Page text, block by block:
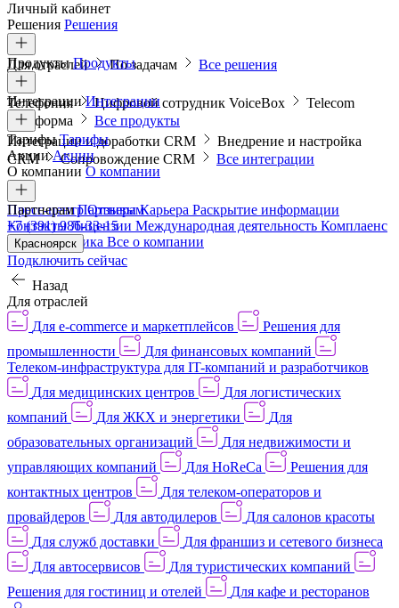
Личный кабинет
Решения Решения
Для отраслей По задачам Все решения
ПродуктыПродукты
Телефония Цифровой сотрудник VoiceBox
Telecom
платформа
Все продукты
ИнтеграцииИнтеграции
Интеграции и доработки CRM
Внедрение и настройка
CRM
Сопровождение CRM Все интеграции
ТарифыТарифы
АкцииАкции
О компании О компании
Пресс-центрОтзывыКарьера Раскрытие информации
КонтактыЛицензии Международная деятельность Комплаенс
и деловая этика Все о компании
ПартнерамПартнерам
+7 (391) 986-33-15
Красноярск
Подключить сейчас
Назад
Для отраслей
Для e-commerce и маркетплейсов
Решения для
промышленности
Для финансовых компаний
Телеком-инфраструктура для IT-компаний и разработчиков
Для медицинских центров
Для логистических
компаний
Для ЖКХ и энергетики
Для
образовательных организаций
Для недвижимости и
управляющих компаний
Для HoReCa
Решения для
контактных центров
Для телеком-операторов и
провайдеров
Для автодилеров
Для салонов красоты
Для служб доставки
Для франшиз и сетевого бизнеса
Для автосервисов
Для туристических компаний
Решения для гостиниц и отелей
Для кафе и ресторанов